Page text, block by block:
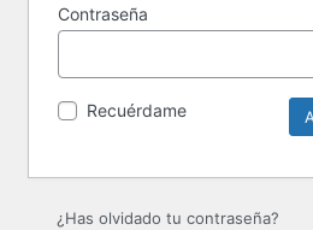
Contraseña
Recuérdame
¿Has olvidado tu contraseña?